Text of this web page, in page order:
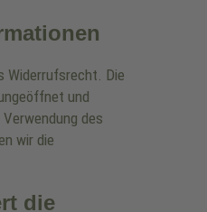
Widerrufsrecht. Die
und
des
wir die
die